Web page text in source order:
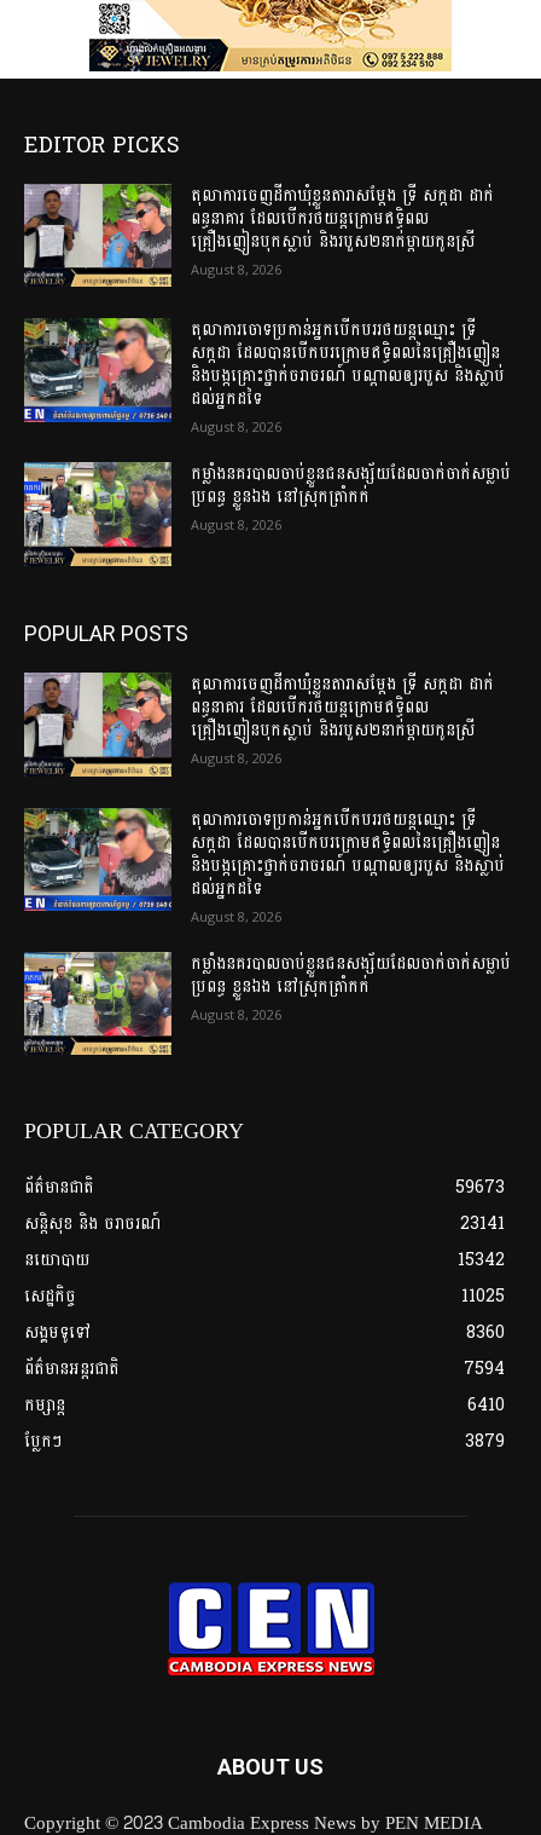
EDITOR PICKS
តុលាការចេញដីកាឃុំខ្លួនតារាសម្តែង ទ្រី សក្កដា ដាក់
ពន្ធនាគារ ដែលបើករថយន្តក្រោមឥទ្ធិពល
គ្រឿងញៀនបុកស្លាប់ និងរបួស២នាក់ម្តាយកូនស្រី
August 8, 2026
តុលាការចោទប្រកាន់អ្នកបើកបររថយន្តឈ្មោះ ទ្រី
សក្កដា ដែលបានបើកបរក្រោមឥទ្ធិពលនៃគ្រឿងញៀន
និងបង្កគ្រោះថ្នាក់ចរាចរណ៍ បណ្តាលឲ្យរបួស និងស្លាប់
ដល់អ្នកដទៃ
August 8, 2026
កម្លាំងនគរបាលចាប់ខ្លួនជនសង្ស័យដែលចាក់ចាក់សម្លាប់
ប្រពន្ធ ខ្លួនឯង នៅស្រុកត្រាំកក់
August 8, 2026
POPULAR POSTS
តុលាការចេញដីកាឃុំខ្លួនតារាសម្តែង ទ្រី សក្កដា ដាក់
ពន្ធនាគារ ដែលបើករថយន្តក្រោមឥទ្ធិពល
គ្រឿងញៀនបុកស្លាប់ និងរបួស២នាក់ម្តាយកូនស្រី
August 8, 2026
តុលាការចោទប្រកាន់អ្នកបើកបររថយន្តឈ្មោះ ទ្រី
សក្កដា ដែលបានបើកបរក្រោមឥទ្ធិពលនៃគ្រឿងញៀន
និងបង្កគ្រោះថ្នាក់ចរាចរណ៍ បណ្តាលឲ្យរបួស និងស្លាប់
ដល់អ្នកដទៃ
August 8, 2026
កម្លាំងនគរបាលចាប់ខ្លួនជនសង្ស័យដែលចាក់ចាក់សម្លាប់
ប្រពន្ធ ខ្លួនឯង នៅស្រុកត្រាំកក់
August 8, 2026
POPULAR CATEGORY
ព័ត៌មានជាតិ
59673
សន្តិសុខ និង ចរាចរណ៍
23141
នយោបាយ
15342
សេដ្ឋកិច្ច
11025
សង្គមទូទៅ
8360
ព័ត៌មានអន្តរជាតិ
7594
កម្សាន្ត
6410
ប្លែកៗ
3879
ABOUT US
Copyright © 2023 Cambodia Express News by PEN MEDIA